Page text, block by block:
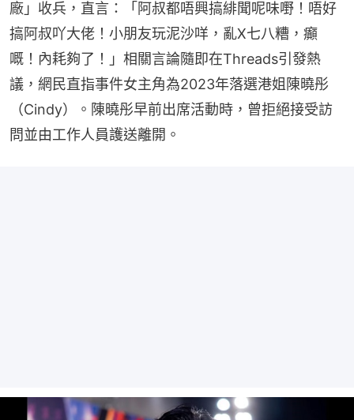
廠」收兵，直言：「阿叔都唔興搞緋聞呢味嘢！唔好
搞阿叔吖大佬！小朋友玩泥沙咩，亂X七八糟，癲
嘅！內耗夠了！」相關言論隨即在Threads引發熱
議，網民直指事件女主角為2023年落選港姐陳曉彤
（Cindy）。陳曉彤早前出席活動時，曾拒絕接受訪
問並由工作人員護送離開。